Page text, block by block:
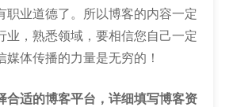
职业道德了。所以博客的内容一定
业，熟悉领域，要相信您自己一定
媒体传播的力量是无穷的！
适的博客平台，详细填写博客资